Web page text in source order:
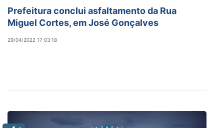
Prefeitura conclui asfaltamento da Rua
Miguel Cortes, em José Gonçalves
29/04/2022 17:03:18